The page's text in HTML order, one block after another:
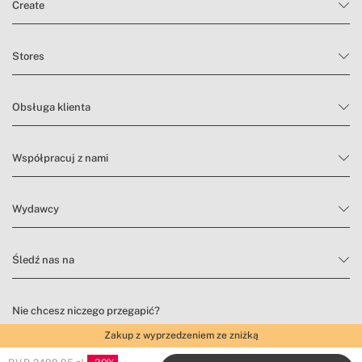
Zakup z wyprzedzeniem ze zniżką
Create
Stores
Obsługa klienta
Współpracuj z nami
Wydawcy
Śledź nas na
Nie chcesz niczego przegapić?
Zapisz się do naszego newslettera, aby znaleźć inspirację i